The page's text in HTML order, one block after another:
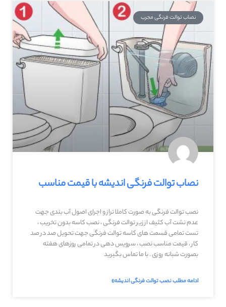
نصاب توالت فرنگی مجرب
نصاب توالت فرنگی اندیشه با قیمت مناسب
نصب توالت فرنگی به صورت کاملا تراز و اجرای اصول آب بندی جهت
عدم نشت آب کثیف از زیر توالت فرنگی ، نصب کاسه بدون تخریب ،
تست تمامی قسمت های کاسه توالت فرنگی جهت تحویل صد در صد
کار ، قیمت مناسب نصب ، سرویس دهی در تمامی روزهای هفته
بصورت شبانه روزی . با ما تماس بگیرید
ادامه مطلب نصب توالت فرنگی اندیشه»